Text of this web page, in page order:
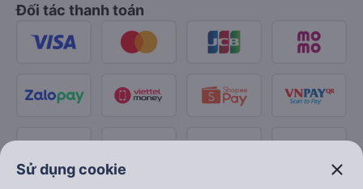
Đối tác thanh toán
Sử dụng cookie close